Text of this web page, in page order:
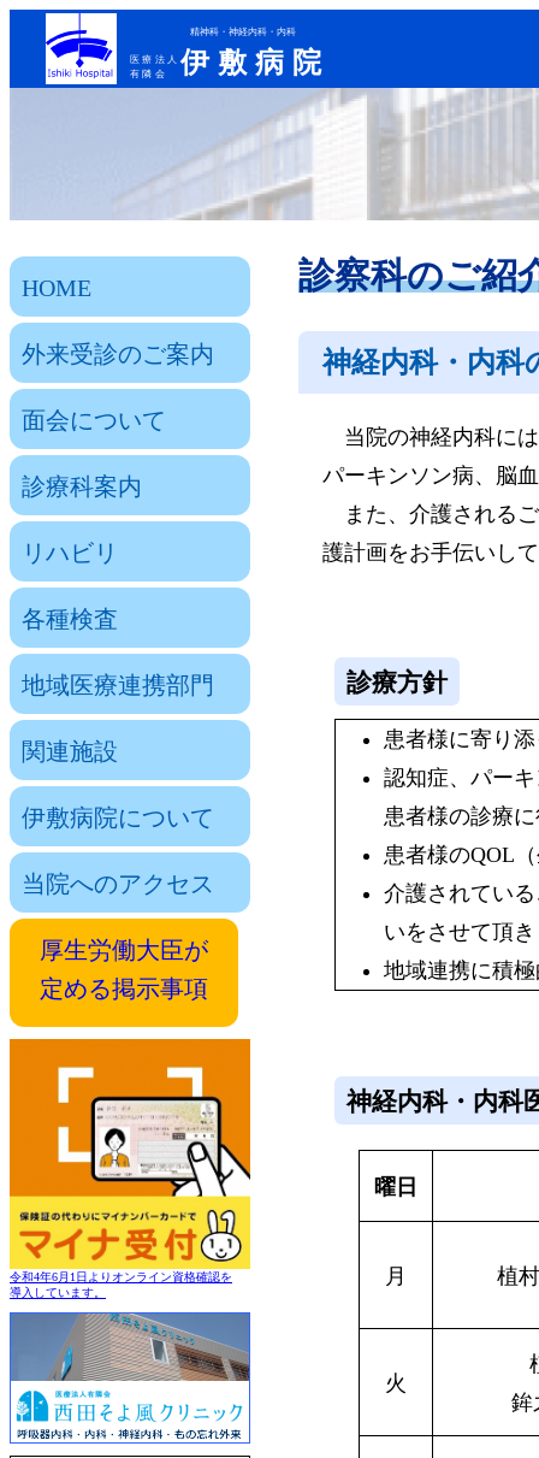
精神科・神経内科・内科
医療法人
有隣会
伊敷病院
HOME
外来受診のご案内
面会について
診療科案内
リハビリ
各種検査
地域医療連携部門
関連施設
伊敷病院について
当院へのアクセス
厚生労働大臣が
定める掲示事項
令和4年6月1日よりオンライン資格確認を
導入しています。
診察科のご紹
神経内科・内科
当院の神経内科に
パーキンソン病、脳
また、介護される
護計画をお手伝いし
診療方針
患者様に寄り
認知症、パー
患者様の診療
患者様のQOL
介護されてい
いをさせて頂
地域連携に積
神経内科・内科
曜日
月 植
火
鉾